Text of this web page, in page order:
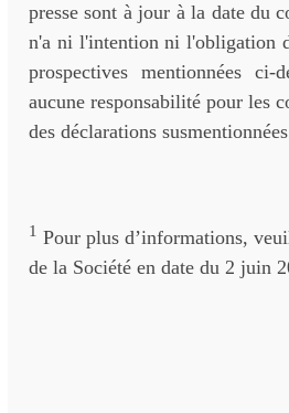
presse sont à jour à la date du
n'a ni l'intention ni l'obligation
prospectives mentionnées ci-
aucune responsabilité pour les
des déclarations
1 Pour plus d’informations,
de la Société en date du 2 juin